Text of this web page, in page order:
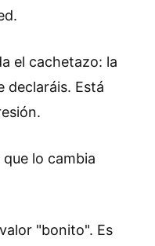
el cachetazo: la
declaráis. Está
lo cambia
"bonito". Es